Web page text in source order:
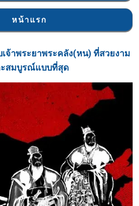
หน้าแรก
จ้าพระยาพระคลัง(หน) ที่สวยงาม
สมบูรณ์แบบที่สุด